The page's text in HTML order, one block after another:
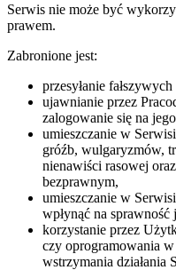
Serwis nie może być
prawem.
Zabronione jest:
przesyłanie
ujawnianie przez
zalogowanie się na
umieszczanie w
gróźb, wulgaryzmów,
nienawiści rasowej
bezprawnym,
umieszczanie w
wpłynąć na sprawność
korzystanie przez
czy oprogramowania
wstrzymania działania